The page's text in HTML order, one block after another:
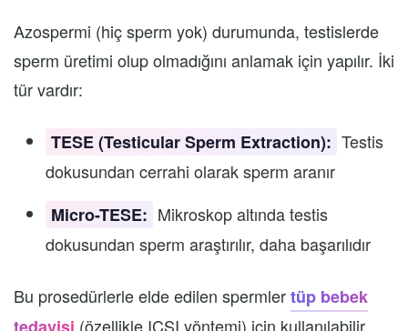
Azospermi (hiç sperm yok) durumunda, testislerde
sperm üretimi olup olmadığını anlamak için yapılır. İki
tür vardır:
TESE (Testicular Sperm Extraction): Testis
dokusundan cerrahi olarak sperm aranır
Micro-TESE: Mikroskop altında testis
dokusundan sperm araştırılır, daha başarılıdır
Bu prosedürlerle elde edilen spermlertüp bebek
(özellikle ICSI yöntemi) için kullanılabilir.